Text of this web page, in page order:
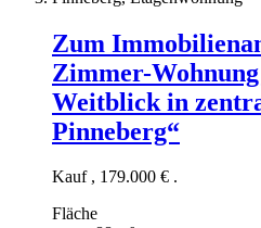
Zum
Zimmer-
Weitblick in
Pinneberg“
Kauf , 179.000 € .
Fläche